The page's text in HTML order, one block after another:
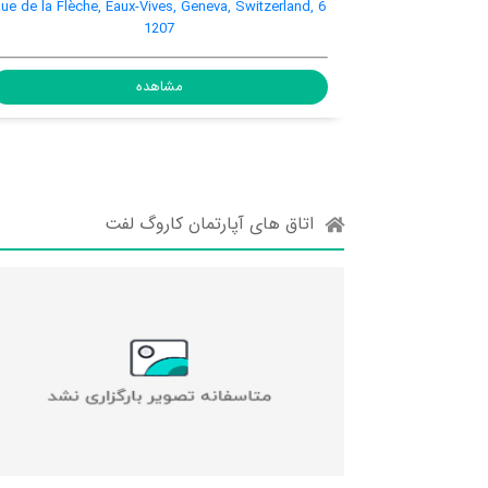
6 Rue de la Flèche, Eaux-Vives,
21, Geneva Airport, Geneva,
اتاق های آپارتمان کاروگ لفت